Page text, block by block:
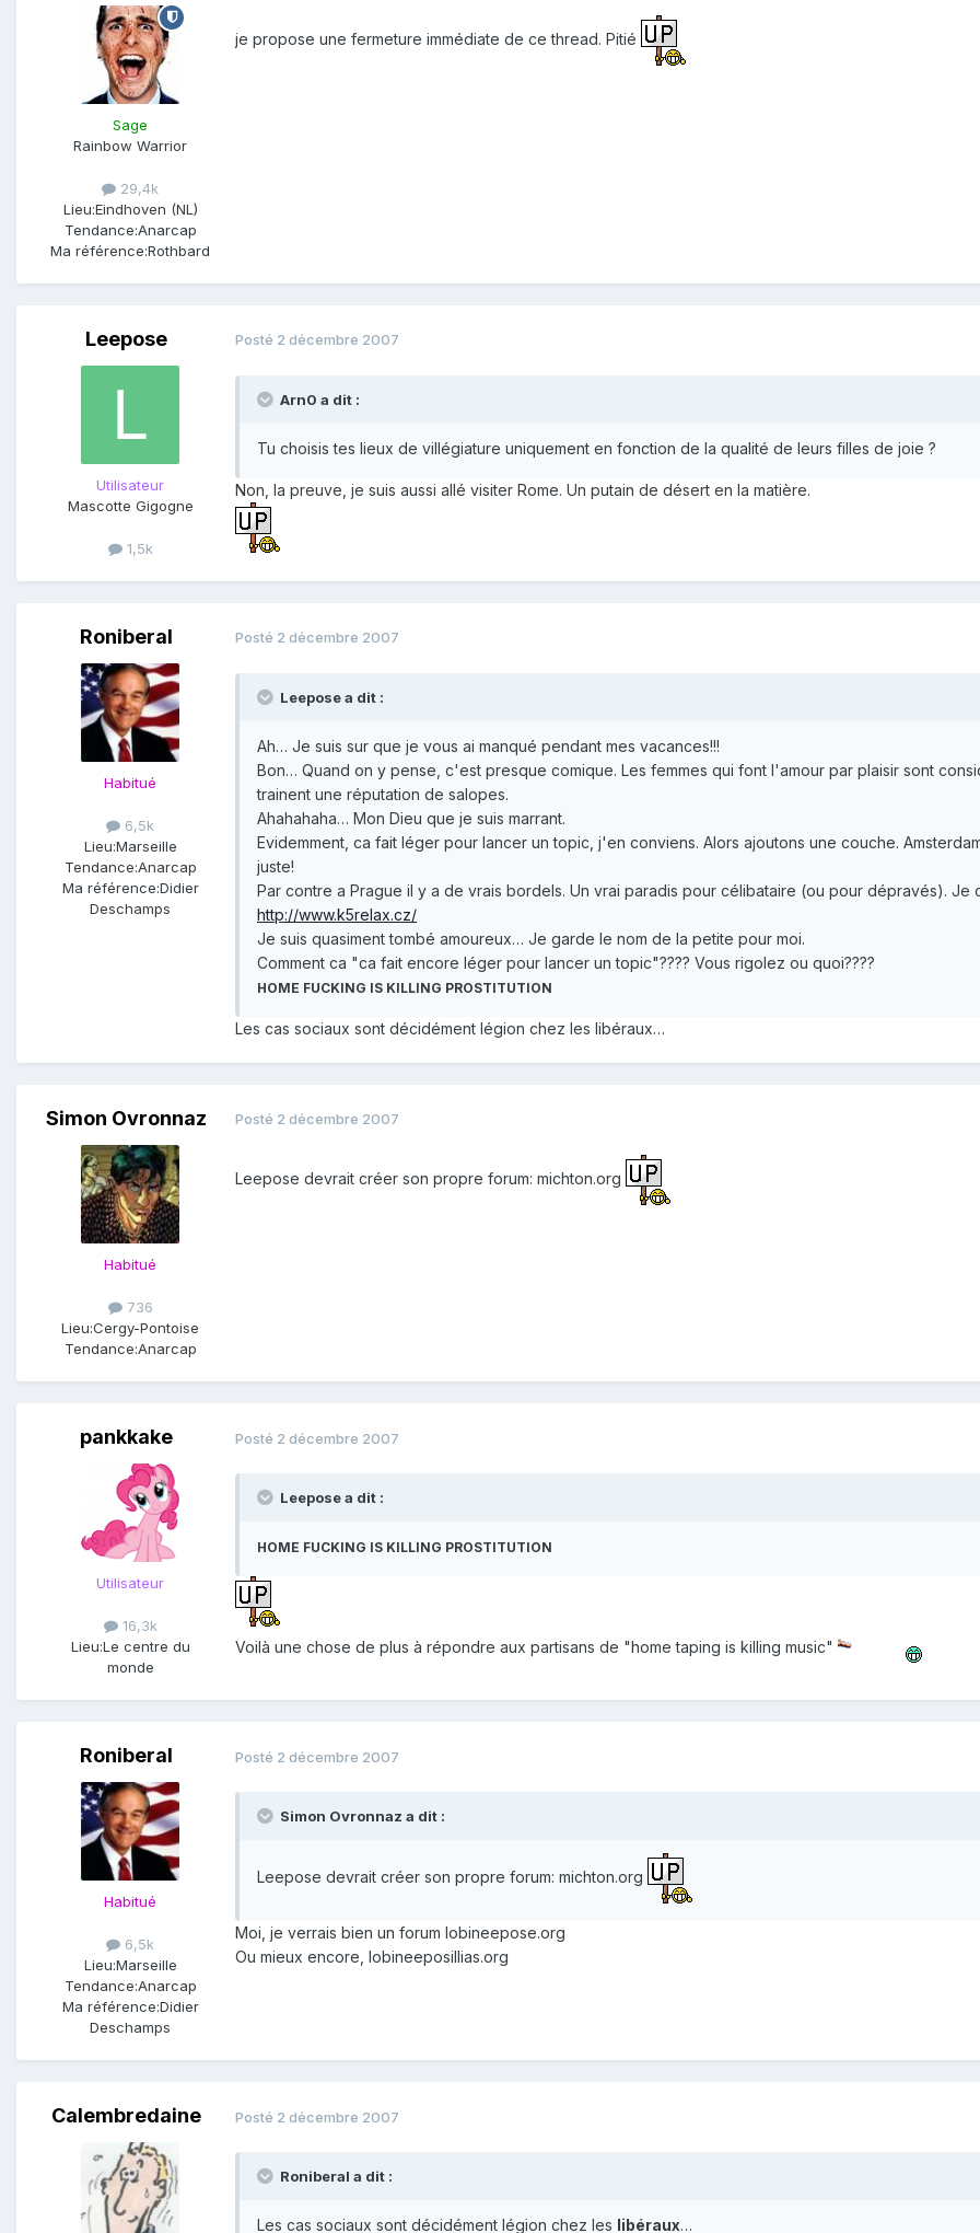
Sage
Rainbow Warrior
29,4k
Lieu:Eindhoven (NL)
Tendance:Anarcap
Ma référence:Rothbard
je propose une fermeture immédiate de ce thread. Pitié
Leepose
Utilisateur
Mascotte Gigogne
1,5k
Posté 2 décembre 2007
Arn0 a dit :
Tu choisis tes lieux de villégiature uniquement en fonction de la qualité de leurs filles de joie ?
Non, la preuve, je suis aussi allé visiter Rome. Un putain de désert en la matière.
Roniberal
Habitué
6,5k
Lieu:Marseille
Tendance:Anarcap
Ma référence:Didier
Deschamps
Posté 2 décembre 2007
Leepose a dit :
Ah… Je suis sur que je vous ai manqué pendant mes vacances!!!
Bon… Quand on y pense, c'est presque comique. Les femmes qui font l'amour par plaisir sont
trainent une réputation de salopes.
Ahahahaha… Mon Dieu que je suis marrant.
Evidemment, ca fait léger pour lancer un topic, j'en conviens. Alors ajoutons une couche.
juste!
Par contre a Prague il y a de vrais bordels. Un vrai paradis pour célibataire (ou pour dépravés). Je
http://www.k5relax.cz/
Je suis quasiment tombé amoureux… Je garde le nom de la petite pour moi.
Comment ca "ca fait encore léger pour lancer un topic"???? Vous rigolez ou quoi????
HOME FUCKING IS KILLING PROSTITUTION
Les cas sociaux sont décidément légion chez les libéraux…
Simon Ovronnaz
Habitué
736
Lieu:Cergy-Pontoise
Tendance:Anarcap
Posté 2 décembre 2007
Leepose devrait créer son propre forum: michton.org
pankkake
Utilisateur
16,3k
Lieu:Le centre du
monde
Posté 2 décembre 2007
Leepose a dit :
HOME FUCKING IS KILLING PROSTITUTION
Voilà une chose de plus à répondre aux partisans de "home taping is killing music"
Roniberal
Habitué
6,5k
Lieu:Marseille
Tendance:Anarcap
Ma référence:Didier
Deschamps
Posté 2 décembre 2007
Simon Ovronnaz a dit :
Leepose devrait créer son propre forum: michton.org
Moi, je verrais bien un forum lobineepose.org
Ou mieux encore, lobineeposillias.org
Calembredaine Posté 2 décembre 2007
Roniberal a dit :
Les cas sociaux sont décidément légion chez les libéraux…